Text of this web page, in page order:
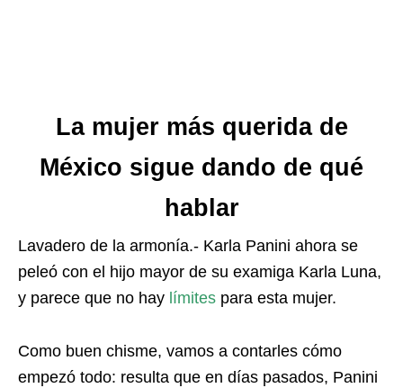
La mujer más querida de
México sigue dando de qué
hablar
Lavadero de la armonía.- Karla Panini ahora se
peleó con el hijo mayor de su examiga Karla Luna,
y parece que no hay límites para esta mujer.
Como buen chisme, vamos a contarles cómo
empezó todo: resulta que en días pasados, Panini